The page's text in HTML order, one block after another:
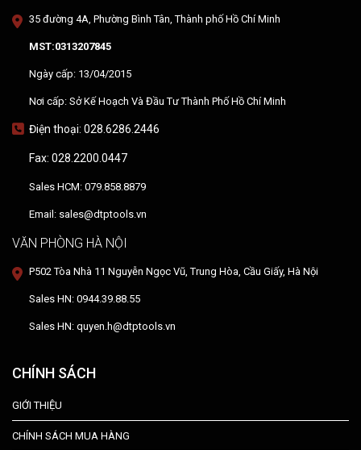
35 đường 4A, Phường Bình Tân, Thành phố Hồ Chí Minh
MST:0313207845
Ngày cấp: 13/04/2015
Nơi cấp: Sở Kế Hoạch Và Đầu Tư Thành Phố Hồ Chí Minh
Điện thoại: 028.6286.2446
Fax: 028.2200.0447
Sales HCM: 079.858.8879
Email: sales@dtptools.vn
VĂN PHÒNG HÀ NỘI
P502 Tòa Nhà 11 Nguyễn Ngọc Vũ, Trung Hòa, Cầu Giấy, Hà Nội
Sales HN: 0944.39.88.55
Sales HN: quyen.h@dtptools.vn
CHÍNH SÁCH
GIỚI THIỆU
CHÍNH SÁCH MUA HÀNG